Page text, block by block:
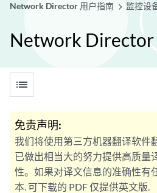
Network Director 用户指南
监控设
Network Director
list
免责声明:
我们将使用第三方机器翻译软件
已做出相当大的努力提供高质量
性。如果对译文信息的准确性有
本. 可下载的 PDF 仅提供英文版.